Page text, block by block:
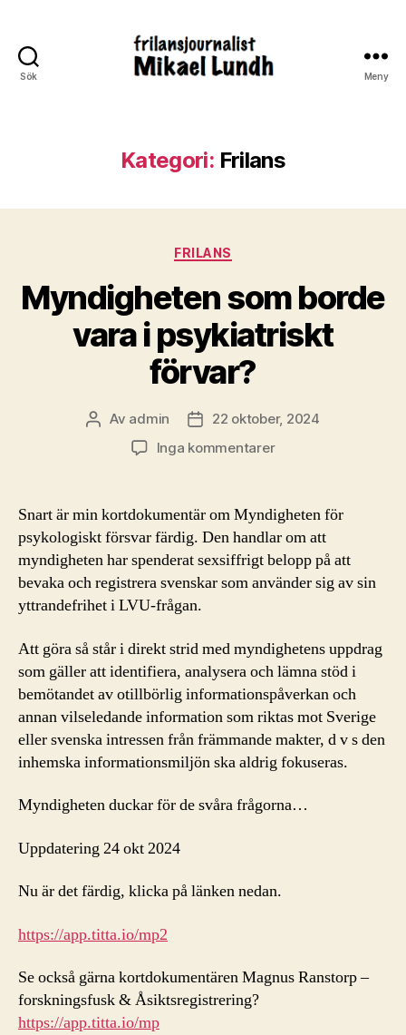
Sök Meny
Kategori: Frilans
Kategorier
FRILANS
Myndigheten som borde
vara i psykiatriskt
förvar?
Inläggsförfattare
Av admin Inläggsdatum
22 oktober, 2024
Inga kommentarertill
borde
vara
i
psykiatriskt
förvar?
Snart är min kortdokumentär om Myndigheten för
psykologiskt försvar färdig. Den handlar om att
myndigheten har spenderat sexsiffrigt belopp på att
bevaka och registrera svenskar som använder sig av sin
yttrandefrihet i LVU-frågan.
Att göra så står i direkt strid med myndighetens uppdrag
som gäller att identifiera, analysera och lämna stöd i
bemötandet av otillbörlig informationspåverkan och
annan vilseledande information som riktas mot Sverige
eller svenska intressen från främmande makter, d v s den
inhemska informationsmiljön ska aldrig fokuseras.
Myndigheten duckar för de svåra frågorna…
Uppdatering 24 okt 2024
Nu är det färdig, klicka på länken nedan.
https://app.titta.io/mp2
Se också gärna kortdokumentären Magnus Ranstorp –
forskningsfusk & Åsiktsregistrering?
https://app.titta.io/mp